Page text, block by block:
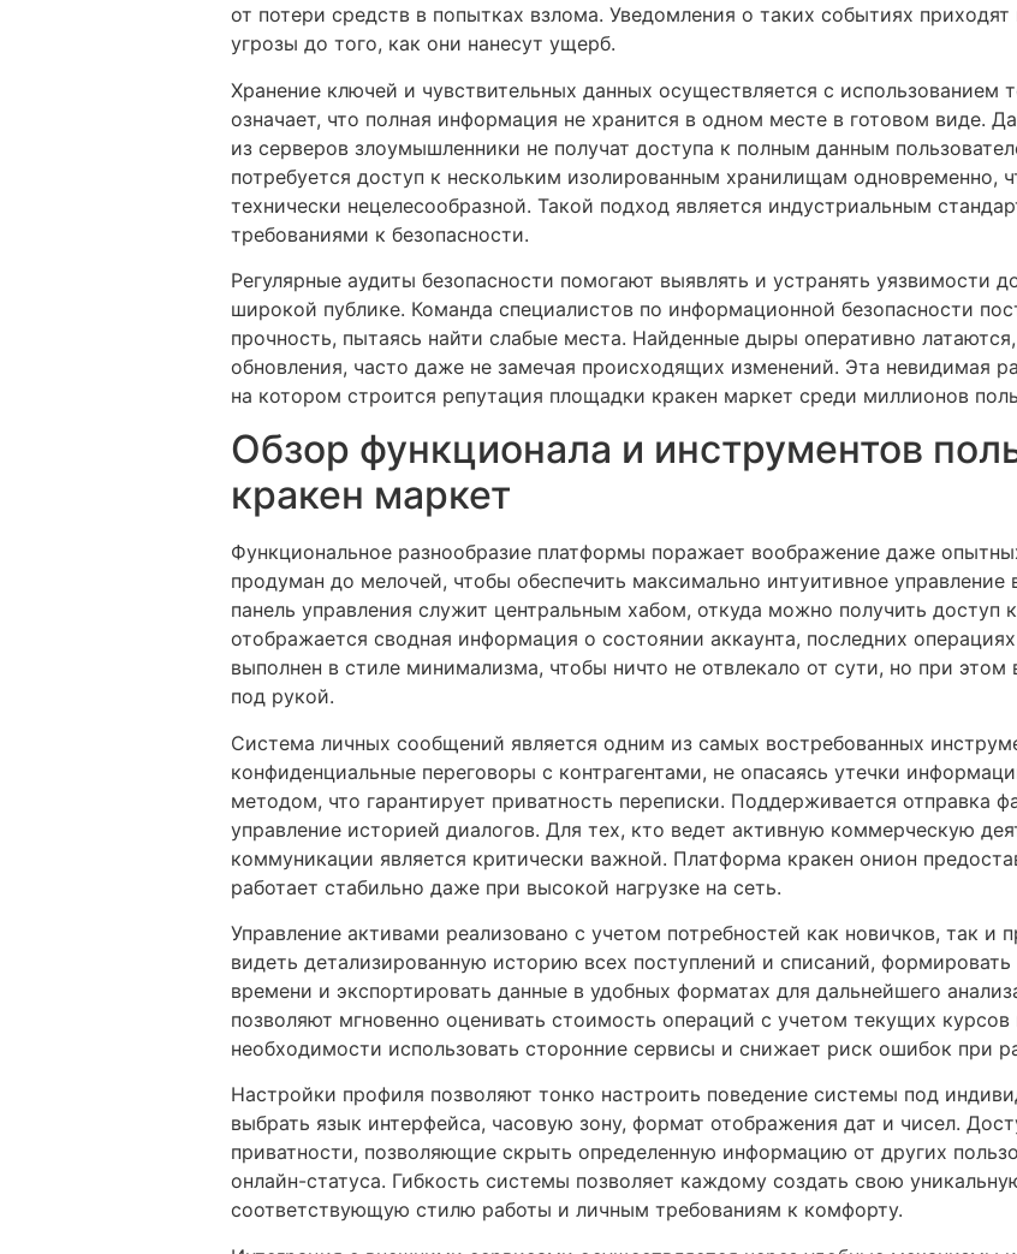
от потери средств в попытках взлома. Уведомления о таких событиях приходят
угрозы до того, как они нанесут ущерб.
Хранение ключей и чувствительных данных осуществляется с использованием
означает, что полная информация не хранится в одном месте в готовом виде.
из серверов злоумышленники не получат доступа к полным данным
потребуется доступ к нескольким изолированным хранилищам одновременно,
технически нецелесообразной. Такой подход является индустриальным
требованиями к безопасности.
Регулярные аудиты безопасности помогают выявлять и устранять уязвимости
широкой публике. Команда специалистов по информационной безопасности
прочность, пытаясь найти слабые места. Найденные дыры оперативно
обновления, часто даже не замечая происходящих изменений. Эта невидимая
на котором строится репутация площадки кракен маркет среди миллионов
Обзор функционала и инструментов
кракен маркет
Функциональное разнообразие платформы поражает воображение даже
продуман до мелочей, чтобы обеспечить максимально интуитивное
панель управления служит центральным хабом, откуда можно получить доступ
отображается сводная информация о состоянии аккаунта, последних
выполнен в стиле минимализма, чтобы ничто не отвлекало от сути, но при
под рукой.
Система личных сообщений является одним из самых востребованных
конфиденциальные переговоры с контрагентами, не опасаясь утечки
методом, что гарантирует приватность переписки. Поддерживается отправка
управление историей диалогов. Для тех, кто ведет активную коммерческую
коммуникации является критически важной. Платформа кракен онион
работает стабильно даже при высокой нагрузке на сеть.
Управление активами реализовано с учетом потребностей как новичков, так и
видеть детализированную историю всех поступлений и списаний,
времени и экспортировать данные в удобных форматах для дальнейшего
позволяют мгновенно оценивать стоимость операций с учетом текущих
необходимости использовать сторонние сервисы и снижает риск ошибок при
Настройки профиля позволяют тонко настроить поведение системы под
выбрать язык интерфейса, часовую зону, формат отображения дат и чисел.
приватности, позволяющие скрыть определенную информацию от других
онлайн-статуса. Гибкость системы позволяет каждому создать свою
соответствующую стилю работы и личным требованиям к комфорту.